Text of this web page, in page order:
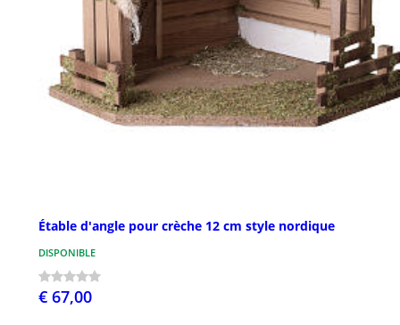
Étable d'angle pour crèche 12 cm style nordique
DISPONIBLE
€ 67,00